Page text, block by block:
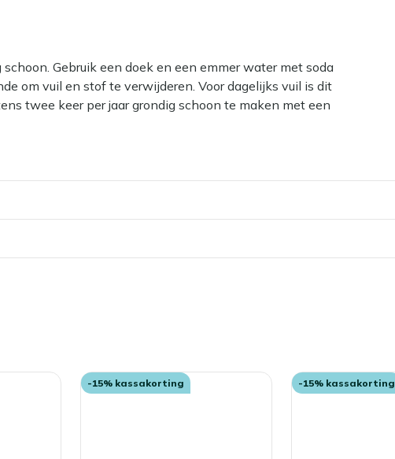
of de kleur behouden met een bijpassend
kan staan, handig als je niet elke dag alles wilt
en koffie bij je loungeset.
Gebruik een doek en een emmer water met soda
om vuil en stof te verwijderen. Voor dagelijks vuil is dit
twee keer per jaar grondig schoon te maken met een
te stoten, waardoor vlekken minder snel intrekken en je
droog op, of dek hem af met een ademende
je jezelf schoonmaakwerk in het voorjaar.
-15% kassakorting -15% kassakorting